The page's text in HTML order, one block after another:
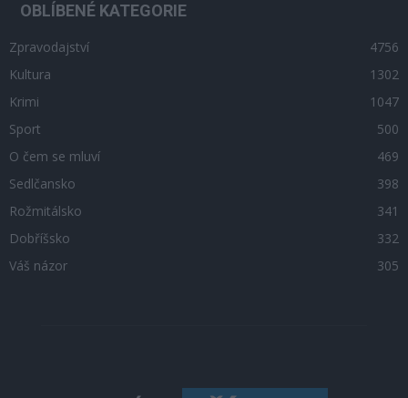
OBLÍBENÉ KATEGORIE
Zpravodajství
4756
Kultura
1302
Krimi
1047
Sport
500
O čem se mluví
469
Sedlčansko
398
Rožmitálsko
341
Dobříšsko
332
Váš názor
305